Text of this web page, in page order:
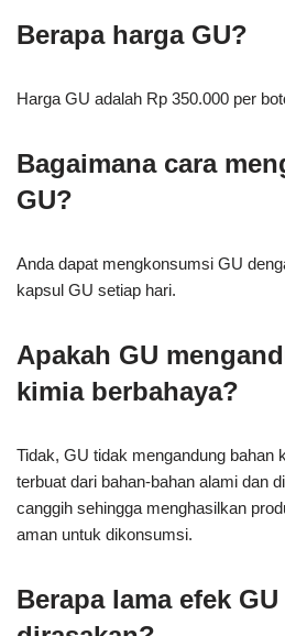
Berapa harga GU?
Harga GU adalah Rp 350.000 per
Bagaimana cara
GU?
Anda dapat mengkonsumsi GU
kapsul GU setiap hari.
Apakah GU
kimia berbahaya?
Tidak, GU tidak mengandung bahan
terbuat dari bahan-bahan alami dan
canggih sehingga menghasilkan
aman untuk dikonsumsi.
Berapa lama efek